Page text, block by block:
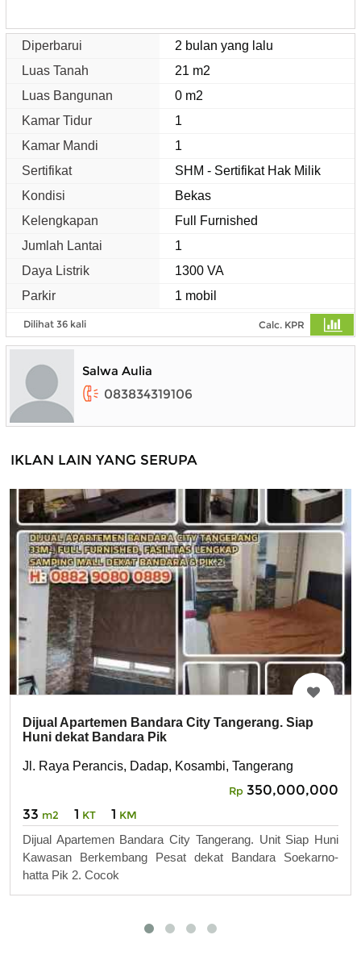
Diperbarui
2 bulan yang lalu
Luas Tanah
21 m2
Luas Bangunan
0 m2
Kamar Tidur
1
Kamar Mandi
1
Sertifikat
SHM - Sertifikat Hak Milik
Kondisi
Bekas
Kelengkapan
Full Furnished
Jumlah Lantai
1
Daya Listrik
1300 VA
Parkir
1 mobil
Dilihat 36 kali Calc. KPR
Salwa Aulia
083834319106
IKLAN LAIN YANG SERUPA
Dijual Apartemen Bandara City Tangerang. Siap
Huni dekat Bandara Pik
Jl. Raya Perancis, Dadap, Kosambi, Tangerang
Rp 350,000,000
33 m2 1 KT 1 KM
Dijual Apartemen Bandara City Tangerang. Unit Siap Huni
Kawasan Berkembang Pesat dekat Bandara Soekarno-
hatta Pik 2. Cocok